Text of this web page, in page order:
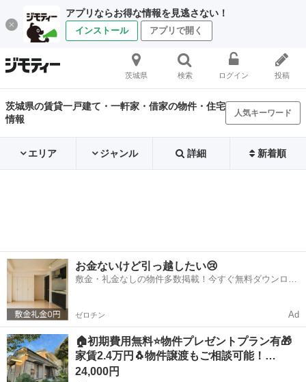
アプリならお得な情報を見逃さない！
インストール アプリで開く
茨城県 検索 ログイン 投稿
茨城県の賃貸一戸建て・一軒家・借家の物件・住宅
情報
人気キーワード
エリア ジャンル 詳細 新着順
お金ないけど引っ越したい😢
敷金・礼金なしの物件多数掲載！今すぐ無料ダウンロー
ゼロチン Ad
🏠初期費用無料⭐物件プレゼントプラン有🎁
家賃2.4万円🐧物件譲渡もご相談可能！…
24,000円